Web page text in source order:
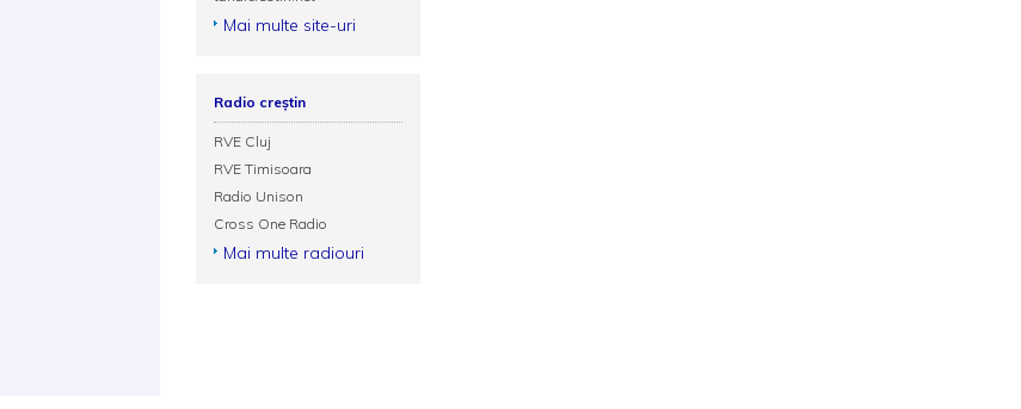
Mai multe site-uri
Radio creștin
RVE Cluj
RVE Timisoara
Radio Unison
Cross One Radio
Mai multe radiouri